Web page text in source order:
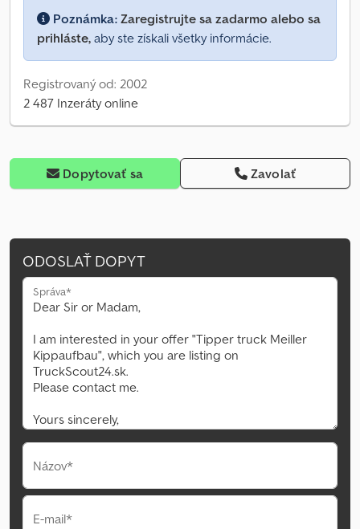
Poznámka: Zaregistrujte sa zadarmo alebo sa
prihláste, aby ste získali všetky informácie.
Registrovaný od: 2002
2 487 Inzeráty online
Dopytovať sa Zavolať
ODOSLAŤ DOPYT
Správa*
Názov*
E-mail*